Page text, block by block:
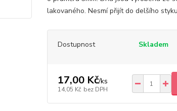
lakovaného. Nesmí přijít do delšího
Dostupnost Skladem
17,00 Kč/ks
14,05 Kč bez DPH